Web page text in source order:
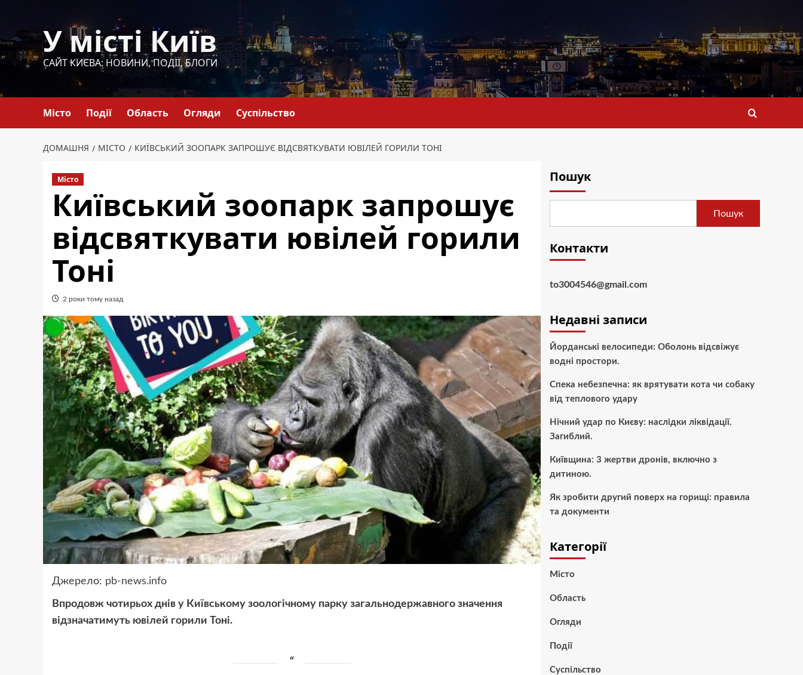
вмісту
У місті Київ
САЙТ КИЄВА: НОВИНИ, ПОДІЇ, БЛОГИ
Місто Події Область Огляди Суспільство
ДОМАШНЯ МІСТО КИЇВСЬКИЙ ЗООПАРК ЗАПРОШУЄ ВІДСВЯТКУВАТИ ЮВІЛЕЙ ГОРИЛИ ТОНІ
Місто
Київський зоопарк запрошує
відсвяткувати ювілей горили
Тоні
2 роки тому назад
Джерело: pb-news.info
Впродовж чотирьох днів у Київському зоологічному парку загальнодержавного значення
відзначатимуть ювілей горили Тоні.
Пошук
Пошук
Контакти
to3004546@gmail.com
Недавні записи
Йорданські велосипеди: Оболонь відсвіжує
водні простори.
Спека небезпечна: як врятувати кота чи собаку
від теплового удару
Нічний удар по Києву: наслідки ліквідації.
Загиблий.
Київщина: 3 жертви дронів, включно з
дитиною.
Як зробити другий поверх на горищі: правила
та документи
Категорії
Місто
Область
Огляди
Події
Суспільство